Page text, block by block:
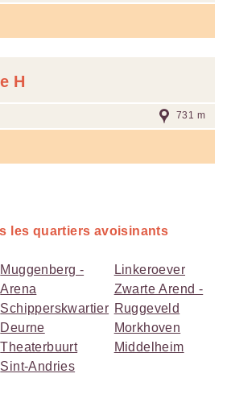
H
731 m
les quartiers avoisinants
Muggenberg -
Arena
Schipperskwartier
Deurne
Theaterbuurt
Sint-Andries
Linkeroever
Zwarte Arend -
Ruggeveld
Morkhoven
Middelheim